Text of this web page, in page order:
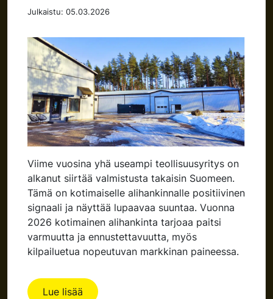
Julkaistu: 05.03.2026
Viime vuosina yhä useampi teollisuusyritys on
alkanut siirtää valmistusta takaisin Suomeen.
Tämä on kotimaiselle alihankinnalle positiivinen
signaali ja näyttää lupaavaa suuntaa. Vuonna
2026 kotimainen alihankinta tarjoaa paitsi
varmuutta ja ennustettavuutta, myös
kilpailuetua nopeutuvan markkinan paineessa.
Lue lisää